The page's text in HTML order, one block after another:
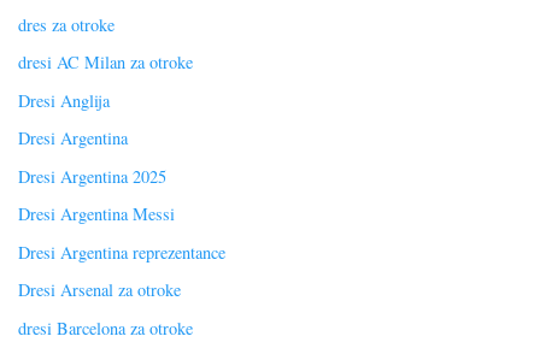
dres za otroke
dresi AC Milan za otroke
Dresi Anglija
Dresi Argentina
Dresi Argentina 2025
Dresi Argentina Messi
Dresi Argentina reprezentance
Dresi Arsenal za otroke
dresi Barcelona za otroke